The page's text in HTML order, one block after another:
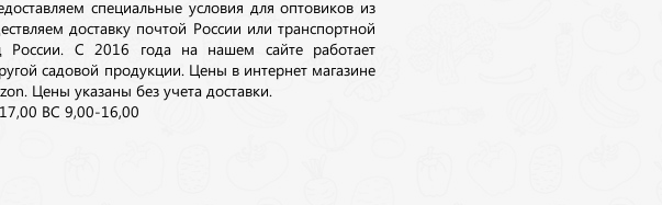
специальные условия для оптовиков из
доставку почтой России или транспортной
России. С 2016 года на нашем сайте работает
садовой продукции. Цены в интернет магазине
Цены указаны без учета доставки.
ВС 9,00-16,00